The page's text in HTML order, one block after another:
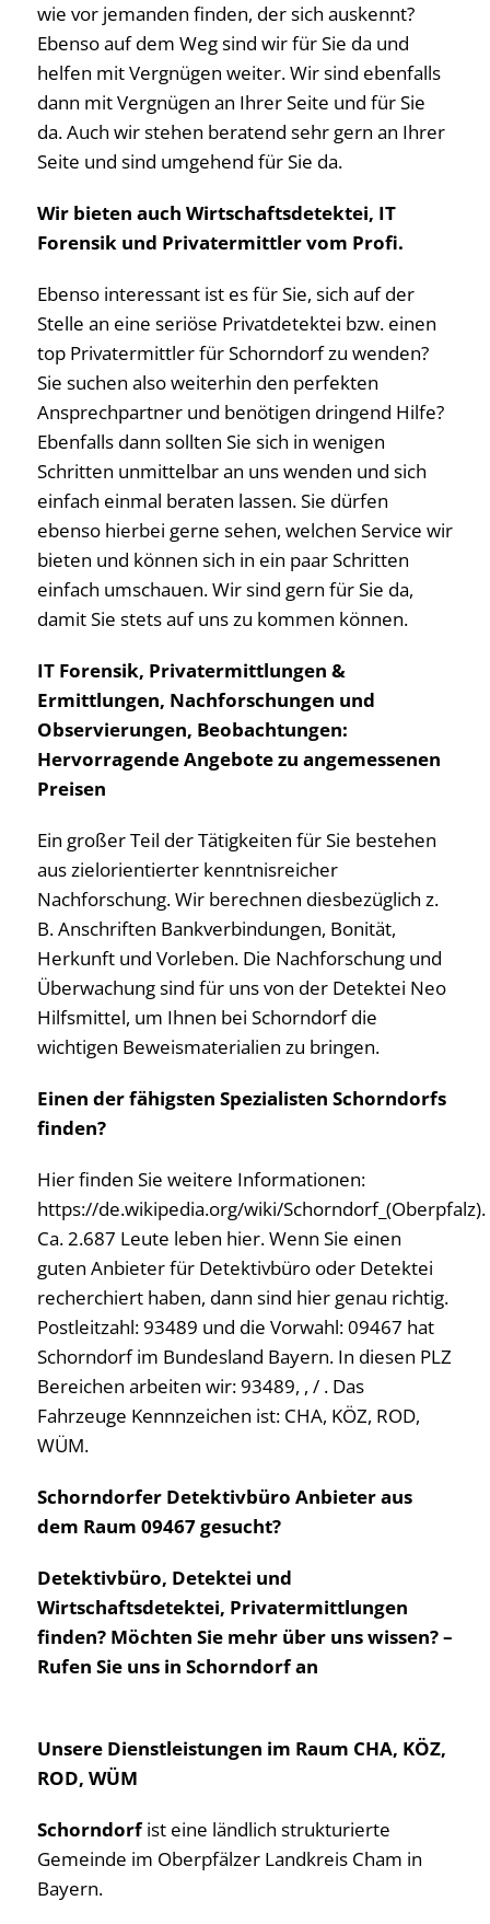
wie vor jemanden finden, der sich auskennt?
Ebenso auf dem Weg sind wir für Sie da und
helfen mit Vergnügen weiter. Wir sind ebenfalls
dann mit Vergnügen an Ihrer Seite und für Sie
da. Auch wir stehen beratend sehr gern an Ihrer
Seite und sind umgehend für Sie da.
Wir bieten auch Wirtschaftsdetektei, IT
Forensik und Privatermittler vom Profi.
Ebenso interessant ist es für Sie, sich auf der
Stelle an eine seriöse Privatdetektei bzw. einen
top Privatermittler für Schorndorf zu wenden?
Sie suchen also weiterhin den perfekten
Ansprechpartner und benötigen dringend Hilfe?
Ebenfalls dann sollten Sie sich in wenigen
Schritten unmittelbar an uns wenden und sich
einfach einmal beraten lassen. Sie dürfen
ebenso hierbei gerne sehen, welchen Service wir
bieten und können sich in ein paar Schritten
einfach umschauen. Wir sind gern für Sie da,
damit Sie stets auf uns zu kommen können.
IT Forensik, Privatermittlungen &
Ermittlungen, Nachforschungen und
Observierungen, Beobachtungen:
Hervorragende Angebote zu angemessenen
Preisen
Ein großer Teil der Tätigkeiten für Sie bestehen
aus zielorientierter kenntnisreicher
Nachforschung. Wir berechnen diesbezüglich z.
B. Anschriften Bankverbindungen, Bonität,
Herkunft und Vorleben. Die Nachforschung und
Überwachung sind für uns von der Detektei Neo
Hilfsmittel, um Ihnen bei Schorndorf die
wichtigen Beweismaterialien zu bringen.
Einen der fähigsten Spezialisten Schorndorfs
finden?
Hier finden Sie weitere Informationen:
https://de.wikipedia.org/wiki/Schorndorf_(Oberpfalz).
Ca. 2.687 Leute leben hier. Wenn Sie einen
guten Anbieter für Detektivbüro oder Detektei
recherchiert haben, dann sind hier genau richtig.
Postleitzahl: 93489 und die Vorwahl: 09467 hat
Schorndorf im Bundesland Bayern. In diesen PLZ
Bereichen arbeiten wir: 93489, , / . Das
Fahrzeuge Kennnzeichen ist: CHA, KÖZ, ROD,
WÜM.
Schorndorfer Detektivbüro Anbieter aus
dem Raum 09467 gesucht?
Detektivbüro, Detektei und
Wirtschaftsdetektei, Privatermittlungen
finden? Möchten Sie mehr über uns wissen? –
Rufen Sie uns in Schorndorf an
Unsere Dienstleistungen im Raum CHA, KÖZ,
ROD, WÜM
Schorndorfist eine ländlich strukturierte
Gemeinde im Oberpfälzer Landkreis Cham in
Bayern.